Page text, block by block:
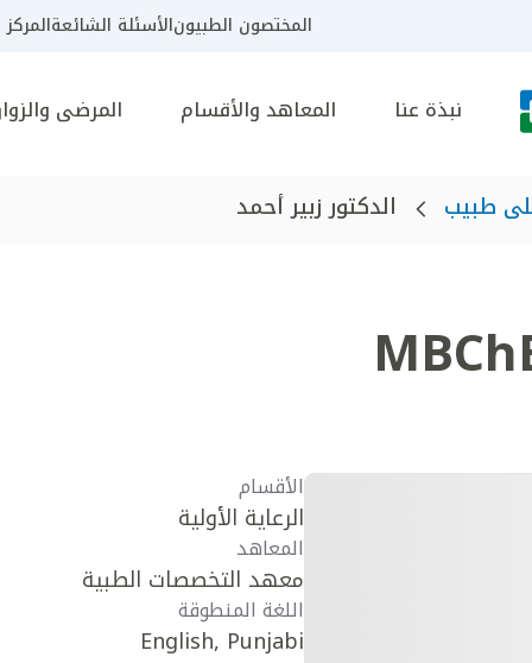
المختصون الطبيونالأسئلة الشائعة
نبذة عنا المعاهد والأقسام المرضى
طبيب الدكتور زبير أحمد
الأقسام
الرعاية الأولية
المعاهد
معهد التخصصات الطبية
اللغة المنطوقة
English, Punjabi